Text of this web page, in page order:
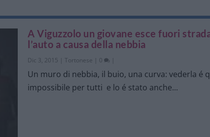
A Viguzzolo un giovane esce fuori
l’auto a causa della nebbia
Dic 3, 2015 Tortonese 0
Un muro di nebbia, il buio, una curva: vederla é
impossibile per tutti e lo é stato anche...